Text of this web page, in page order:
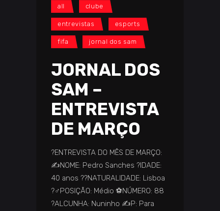
all clube
entrevistas esports
fifa jornal dos sam
JORNAL DOS
SAM –
ENTREVISTA
DE MARÇO
?️ENTREVISTA DO MÊS DE MARÇO:
✍️NOME: Pedro Sanches ?IDADE:
40 anos ️??️NATURALIDADE: Lisboa
?‍♂️POSIÇÃO: Médio ⚽NÚMERO: 88
?️ALCUNHA: Nuninho ✍️P: Para